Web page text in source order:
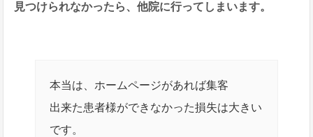
見つけられなかったら、他院に行ってしまいます。
本当は、ホームページがあれば集客
出来た患者様ができなかった損失は大きい
です。